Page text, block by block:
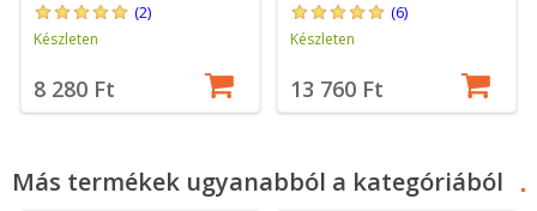
(2)
Készleten
8 280 Ft
(6)
Készleten
13 760 Ft
Más termékek ugyanabból a kategóriából